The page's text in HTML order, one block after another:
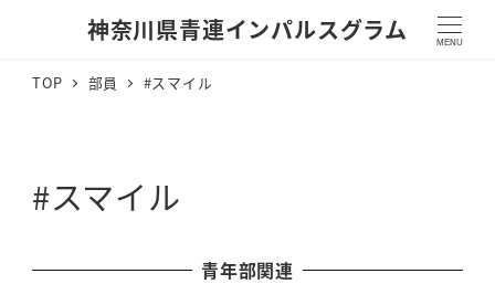
神奈川県青連インパルスグラム MENU
TOP 部員 #スマイル
#スマイル
青年部関連